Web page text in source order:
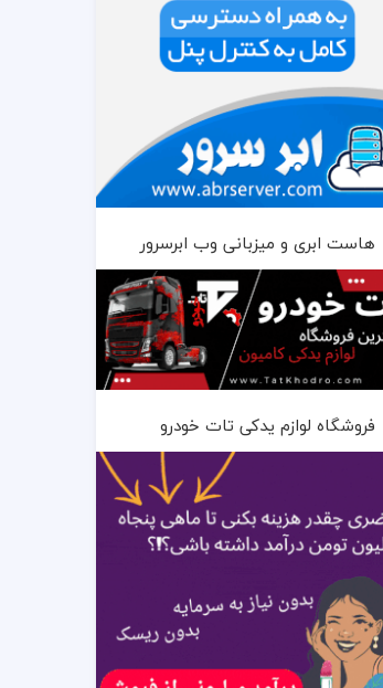
هاست ابری و میزبانی وب ابرسرور
فروشگاه لوازم یدکی تات خودرو